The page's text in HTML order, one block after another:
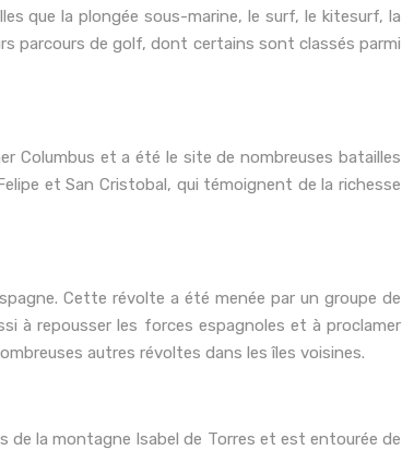
que la plongée sous-marine, le surf, le kitesurf, la
parcours de golf, dont certains sont classés parmi
Columbus et a été le site de nombreuses batailles
et San Cristobal, qui témoignent de la richesse
Cette révolte a été menée par un groupe de
à repousser les forces espagnoles et à proclamer
autres révoltes dans les îles voisines.
de la montagne Isabel de Torres et est entourée de